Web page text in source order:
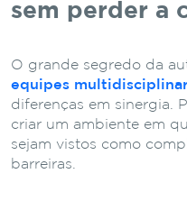
sem perder a
O grande segredo da
equipes
diferenças em sinergia.
criar um ambiente em
sejam vistos como
barreiras.